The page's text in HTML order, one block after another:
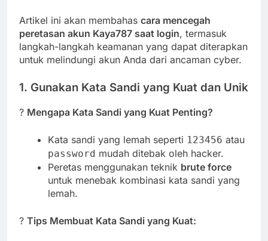
Artikel ini akan membahas cara mencegah
peretasan akun Kaya787 saat login, termasuk
langkah-langkah keamanan yang dapat diterapkan
untuk melindungi akun Anda dari ancaman cyber.
1. Gunakan Kata Sandi yang Kuat dan Unik
? Mengapa Kata Sandi yang Kuat Penting?
Kata sandi yang lemah seperti 123456 atau
password mudah ditebak oleh hacker.
Peretas menggunakan teknik brute force
untuk menebak kombinasi kata sandi yang
lemah.
? Tips Membuat Kata Sandi yang Kuat: